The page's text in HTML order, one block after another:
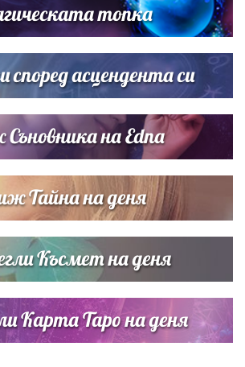
Батков вдигна сватба, Стоичков и
с песен
топка
според асцендента си
на Edna
Тайна на деня
Късмет на деня
Карта Таро на деня